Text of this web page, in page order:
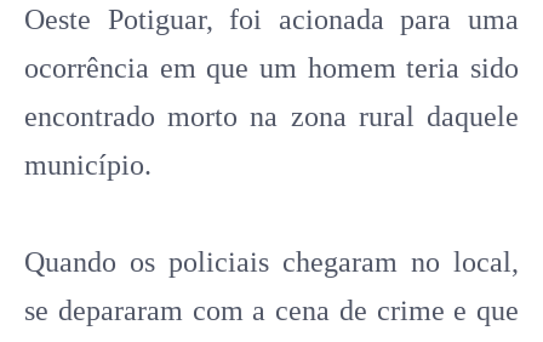
Oeste Potiguar, foi acionada para uma
ocorrência em que um homem teria sido
encontrado morto na zona rural daquele
município.
Quando os policiais chegaram no local,
se depararam com a cena de crime e que